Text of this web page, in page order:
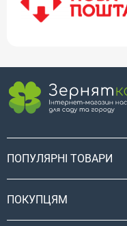
ПОПУЛЯРНІ ТОВАРИ
ПОКУПЦЯМ